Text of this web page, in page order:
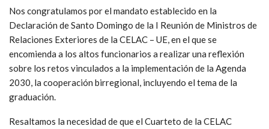
Nos congratulamos por el mandato establecido en la
Declaración de Santo Domingo de la I Reunión de Ministros de
Relaciones Exteriores de la CELAC – UE, en el que se
encomienda a los altos funcionarios a realizar una reflexión
sobre los retos vinculados a la implementación de la Agenda
2030, la cooperación birregional, incluyendo el tema de la
graduación.
Resaltamos la necesidad de que el Cuarteto de la CELAC